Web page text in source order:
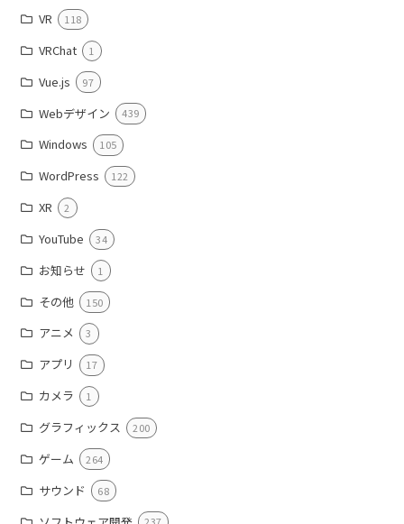
VR 118
VRChat 1
Vue.js 97
Webデザイン 439
Windows 105
WordPress 122
XR 2
YouTube 34
お知らせ 1
その他 150
アニメ 3
アプリ 17
カメラ 1
グラフィックス 200
ゲーム 264
サウンド 68